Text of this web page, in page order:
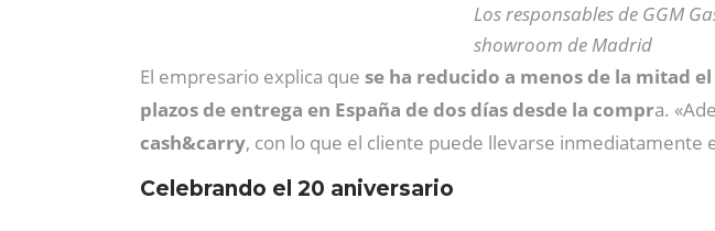
Los responsables de GGM
showroom de Madrid
El empresario explica que se ha reducido a menos de la mitad
plazos de entrega en España de dos días desde la compra.
cash&carry, con lo que el cliente puede llevarse inmediatamente
Celebrando el 20 aniversario